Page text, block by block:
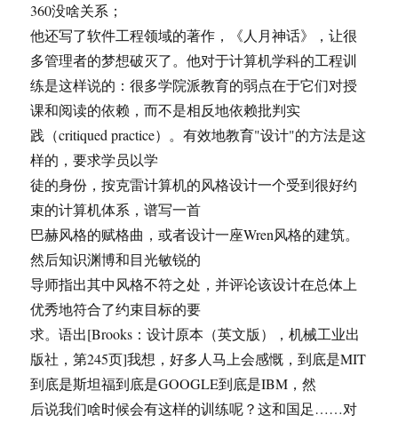
360没啥关系；
他还写了软件工程领域的著作，《人月神话》，让很
多管理者的梦想破灭了。他对于计算机学科的工程训
练是这样说的：很多学院派教育的弱点在于它们对授
课和阅读的依赖，而不是相反地依赖批判实
践（critiqued practice）。有效地教育"设计"的方法是这
样的，要求学员以学
徒的身份，按克雷计算机的风格设计一个受到很好约
束的计算机体系，谱写一首
巴赫风格的赋格曲，或者设计一座Wren风格的建筑。
然后知识渊博和目光敏锐的
导师指出其中风格不符之处，并评论该设计在总体上
优秀地符合了约束目标的要
求。语出[Brooks：设计原本（英文版），机械工业出
版社，第245页]我想，好多人马上会感慨，到底是MIT
到底是斯坦福到底是GOOGLE到底是IBM，然
后说我们啥时候会有这样的训练呢？这和国足……对